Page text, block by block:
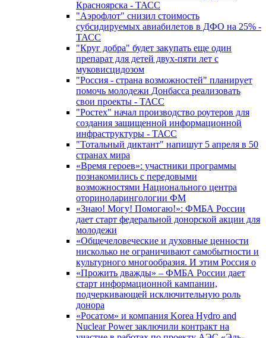
Красноярска - ТАСС
"Аэрофлот" снизил стоимость
субсидируемых авиабилетов в ДФО на 25% -
ТАСС
"Круг добра" будет закупать еще один
препарат для детей двух-пяти лет с
муковисцидозом
"Россия - страна возможностей" планирует
помочь молодежи Донбасса реализовать
свои проекты - ТАСС
"Ростех" начал производство роутеров для
создания защищенной информационной
инфраструктуры - ТАСС
"Тотальный диктант" напишут 5 апреля в 50
странах мира
«Время героев»: участники программы
познакомились с передовыми
возможностями Национального центра
оториноларингологии ФМ
«Знаю! Могу! Помогаю!»: ФМБА России
дает старт федеральной донорской акции для
молодежи
«Общечеловеческие и духовные ценности
нисколько не ограничивают самобытности и
культурного многообразия. И этим Россия о
«Прожить дважды» – ФМБА России дает
старт информационной кампании,
подчеркивающей исключительную роль
донора
«Росатом» и компания Korea Hydro and
Nuclear Power заключили контракт на